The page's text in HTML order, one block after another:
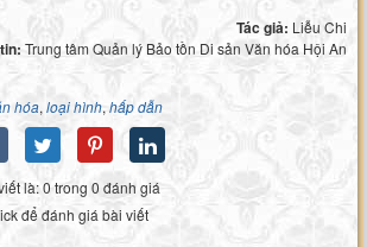
Tác giả: Liễu Chi
Trung tâm Quản lý Bảo tồn Di sản Văn hóa Hội An
hóa, loại hình,hấp dẫn
là: 0 trong 0 đánh giá
để đánh giá bài viết